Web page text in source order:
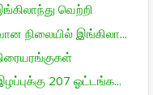
வெற்றி
நிலையில் இங்கிலா...
207 ஓட்டங்க...